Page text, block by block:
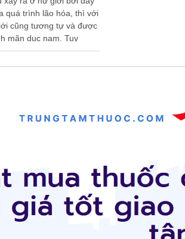
quá trình lão hóa, thì với
cũng tương tự và được
mãn dục nam. Tuy
…